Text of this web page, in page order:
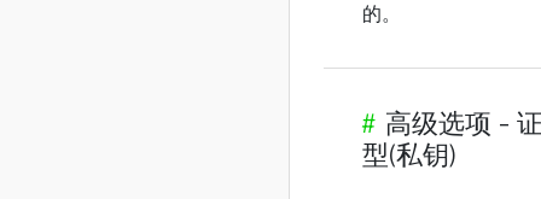
的。
# 高级选项 -
型(私钥)